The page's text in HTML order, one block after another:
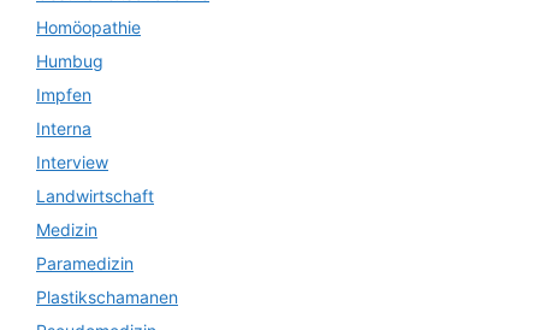
Homöopathie
Humbug
Impfen
Interna
Interview
Landwirtschaft
Medizin
Paramedizin
Plastikschamanen